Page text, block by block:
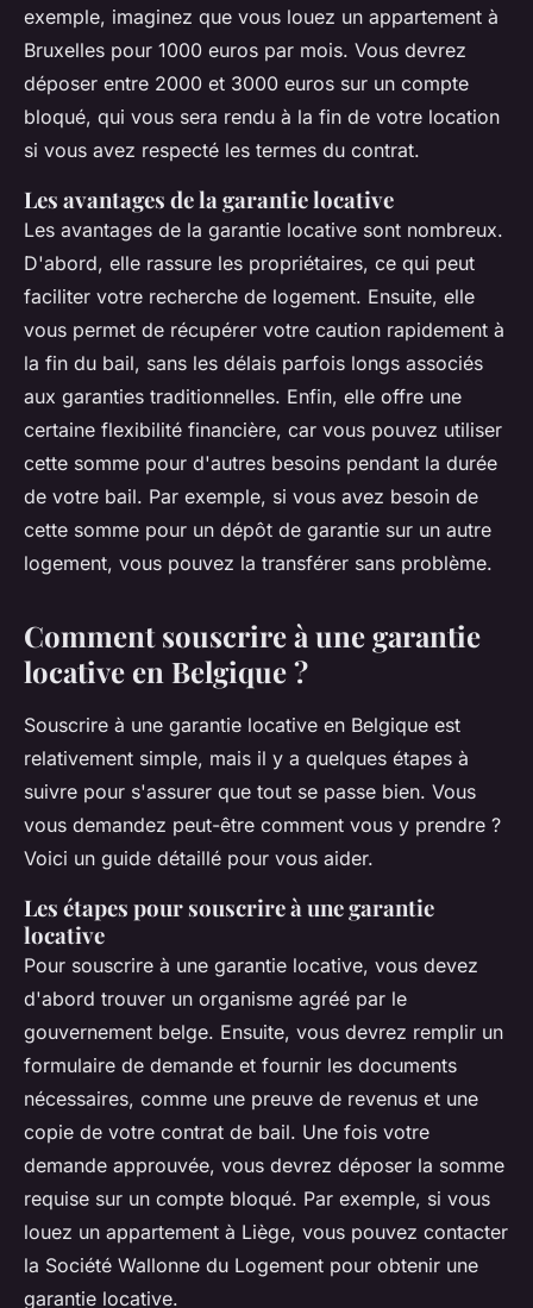
exemple, imaginez que vous louez un appartement à
Bruxelles pour 1000 euros par mois. Vous devrez
déposer entre 2000 et 3000 euros sur un compte
bloqué, qui vous sera rendu à la fin de votre location
si vous avez respecté les termes du contrat.
Les avantages de la garantie locative
Les avantages de la garantie locative sont nombreux.
D'abord, elle rassure les propriétaires, ce qui peut
faciliter votre recherche de logement. Ensuite, elle
vous permet de récupérer votre caution rapidement à
la fin du bail, sans les délais parfois longs associés
aux garanties traditionnelles. Enfin, elle offre une
certaine flexibilité financière, car vous pouvez utiliser
cette somme pour d'autres besoins pendant la durée
de votre bail. Par exemple, si vous avez besoin de
cette somme pour un dépôt de garantie sur un autre
logement, vous pouvez la transférer sans problème.
Comment souscrire à une garantie
locative en Belgique ?
Souscrire à une garantie locative en Belgique est
relativement simple, mais il y a quelques étapes à
suivre pour s'assurer que tout se passe bien. Vous
vous demandez peut-être comment vous y prendre ?
Voici un guide détaillé pour vous aider.
Les étapes pour souscrire à une garantie
locative
Pour souscrire à une garantie locative, vous devez
d'abord trouver un organisme agréé par le
gouvernement belge. Ensuite, vous devrez remplir un
formulaire de demande et fournir les documents
nécessaires, comme une preuve de revenus et une
copie de votre contrat de bail. Une fois votre
demande approuvée, vous devrez déposer la somme
requise sur un compte bloqué. Par exemple, si vous
louez un appartement à Liège, vous pouvez contacter
la Société Wallonne du Logement pour obtenir une
garantie locative.